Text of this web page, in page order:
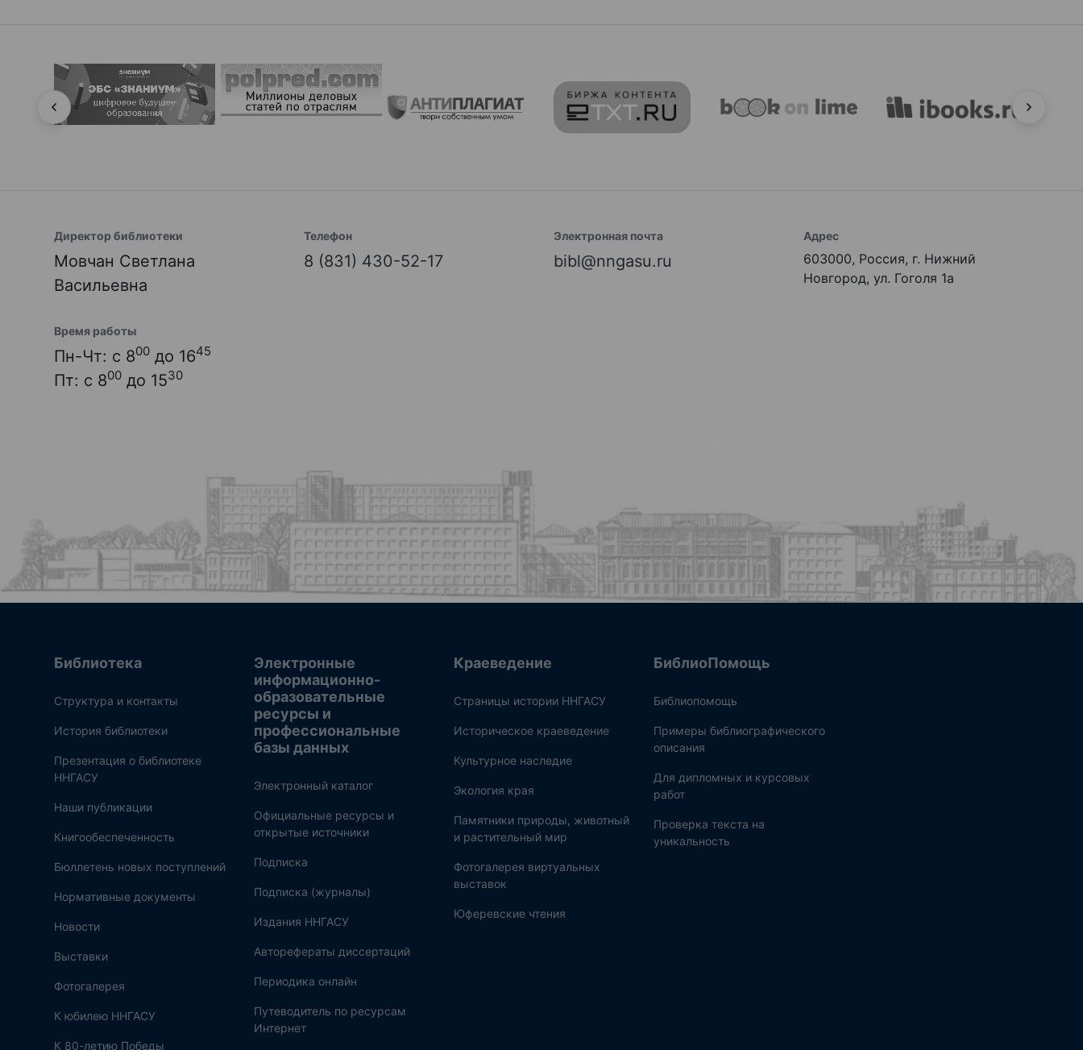
Директор библиотеки
Мовчан Светлана
Васильевна
Телефон
8 (831) 430-52-17
Электронная почта
bibl@nngasu.ru
Адрес
603000, Россия, г. Нижний
Новгород, ул. Гоголя 1а
Время работы
Пн-Чт: с 800 до 1645
Пт: с 800 до 1530
Библиотека
Структура и контакты
История библиотеки
Презентация о библиотеке
ННГАСУ
Наши публикации
Книгообеспеченность
Бюллетень новых поступлений
Нормативные документы
Новости
Выставки
Фотогалерея
К юбилею ННГАСУ
К 80-летию Победы
Электронные
информационно-
образовательные
ресурсы и
профессиональные
базы данных
Электронный каталог
Официальные ресурсы и
открытые источники
Подписка
Подписка (журналы)
Издания ННГАСУ
Авторефераты диссертаций
Периодика онлайн
Путеводитель по ресурсам
Интернет
Краеведение
Страницы истории ННГАСУ
Историческое краеведение
Культурное наследие
Экология края
Памятники природы, животный
и растительный мир
Фотогалерея виртуальных
выставок
Юферевские чтения
БиблиоПомощь
Библиопомощь
Примеры библиографического
описания
Для дипломных и курсовых
работ
Проверка текста на
уникальность